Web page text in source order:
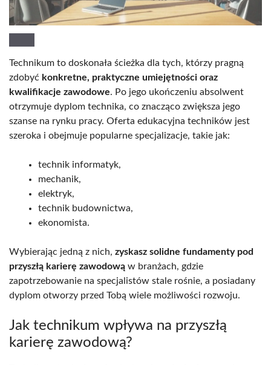
Technikum to doskonała ścieżka dla tych, którzy pragną
zdobyć konkretne, praktyczne umiejętności oraz
kwalifikacje zawodowe. Po jego ukończeniu absolwent
otrzymuje dyplom technika, co znacząco zwiększa jego
szanse na rynku pracy. Oferta edukacyjna techników jest
szeroka i obejmuje popularne specjalizacje, takie jak:
technik informatyk,
mechanik,
elektryk,
technik budownictwa,
ekonomista.
Wybierając jedną z nich, zyskasz solidne fundamenty pod
przyszłą karierę zawodową w branżach, gdzie
zapotrzebowanie na specjalistów stale rośnie, a posiadany
dyplom otworzy przed Tobą wiele możliwości rozwoju.
Jak technikum wpływa na przyszłą
karierę zawodową?